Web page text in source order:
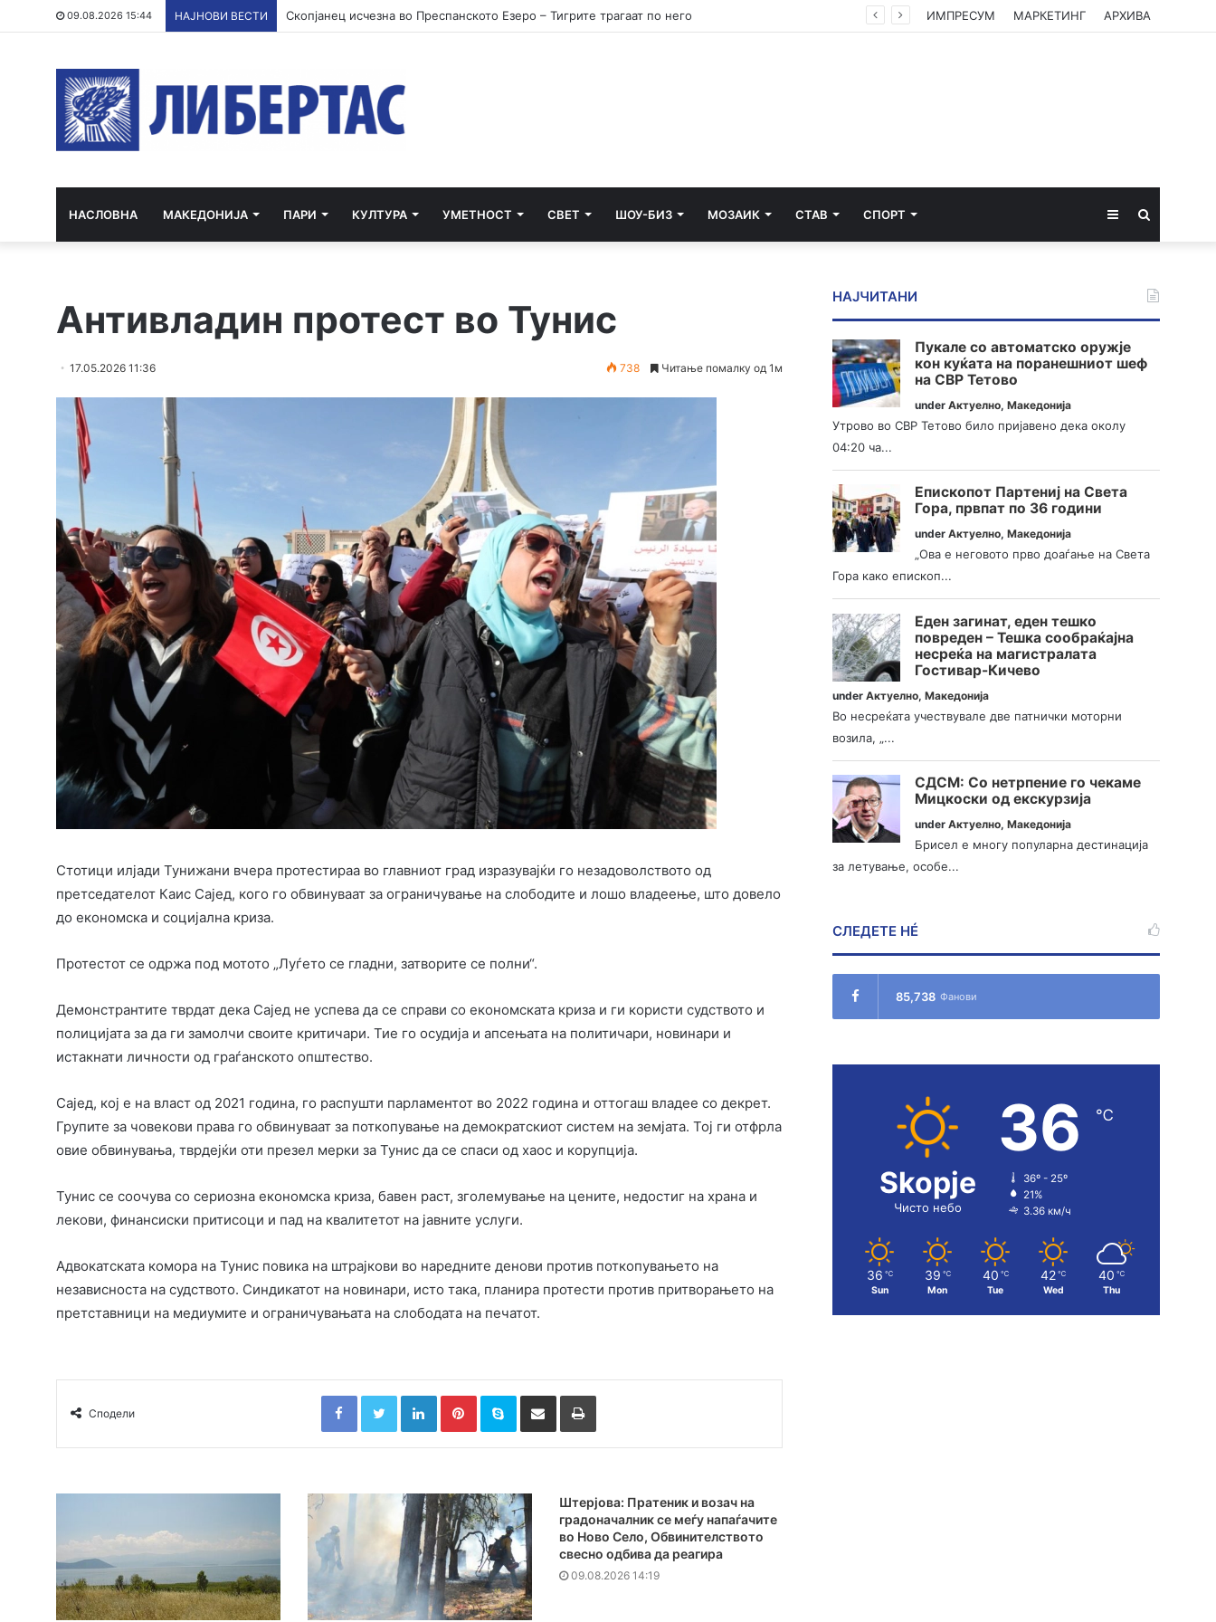
09.08.2026 15:44 НАЈНОВИ ВЕСТИ ИМПРЕСУМ МАРКЕТИНГ АРХИВА
НАСЛОВНА МАКЕДОНИЈА ПАРИ КУЛТУРА УМЕТНОСТ СВЕТ ШОУ-БИЗ МОЗАИК СТАВ СПОРТ Sidebar
Антивладин протест во Тунис
17.05.2026 11:36 738 Читање помалку од 1м
Стотици илјади Тунижани вчера протестираа во главниот град изразувајќи го незадоволството од
претседателот Каис Сајед, кого го обвинуваат за ограничување на слободите и лошо владеење, што довело
до економска и социјална криза.
Протестот се одржа под мотото „Луѓето се гладни, затворите се полни“.
Демонстрантите тврдат дека Сајед не успева да се справи со економската криза и ги користи судството и
полицијата за да ги замолчи своите критичари. Тие го осудија и апсењата на политичари, новинари и
истакнати личности од граѓанското општество.
Сајед, кој е на власт од 2021 година, го распушти парламентот во 2022 година и оттогаш владее со декрет.
Групите за човекови права го обвинуваат за поткопување на демократскиот систем на земјата. Тој ги отфрла
овие обвинувања, тврдејќи оти презел мерки за Тунис да се спаси од хаос и корупција.
Тунис се соочува со сериозна економска криза, бавен раст, зголемување на цените, недостиг на храна и
лекови, финансиски притисоци и пад на квалитетот на јавните услуги.
Адвокатската комора на Тунис повика на штрајкови во наредните денови против поткопувањето на
независноста на судството. Синдикатот на новинари, исто така, планира протести против притворањето на
претставници на медиумите и ограничувањата на слободата на печатот.
Сподели
FacebookTwitterLinkedInPinterestSkype Сподели преку Е-маил Испринтај
Штерјова: Пратеник и возач на
градоначалник се меѓу напаѓачите
во Ново Село, Обвинителството
свесно одбива да реагира
09.08.2026 14:19
НАЈЧИТАНИ
Пукале со автоматско оружје
кон куќата на поранешниот шеф
на СВР Тетово
underАктуелно,Македонија
Утрово во СВР Тетово било пријавено дека околу
04:20 ча...
Епископот Партениј на Света
Гора, првпат по 36 години
underАктуелно,Македонија
„Ова е неговото прво доаѓање на Света
Гора како епископ...
Еден загинат, еден тешко
повреден – Тешка сообраќајна
несреќа на магистралата
Гостивар-Кичево
underАктуелно,Македонија
Во несреќата учествувале две патнички моторни
возила, „...
СДСМ: Со нетрпение го чекаме
Мицкоски од екскурзија
underАктуелно,Македонија
Брисел е многу популарна дестинација
за летување, особе...
СЛЕДЕТЕ НÉ
85,738 Фанови
Skopje
Чисто небо
36 ℃
36º - 25º
21%
3.36 км/ч
36 ℃
Sun
39 ℃
Mon
40 ℃
Tue
42 ℃
Wed
40 ℃
Thu